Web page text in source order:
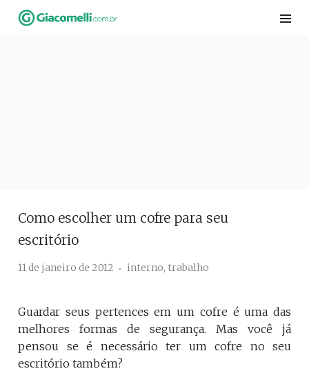
Skip
Como escolher um cofre para seu
escritório
11 de janeiro de 2012 interno, trabalho
Guardar seus pertences em um cofre é uma das
melhores formas de segurança. Mas você já
pensou se é necessário ter um cofre no seu
escritório também?